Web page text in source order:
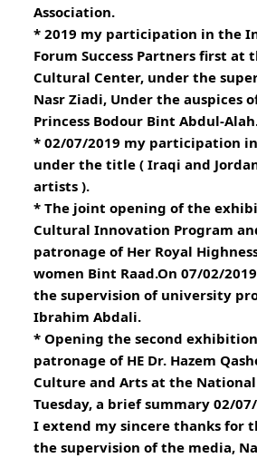
Association.
* 2019 my participation in the
Forum Success Partners first at
Cultural Center, under the
Nasr Ziadi, Under the auspices
Princess Bodour Bint Abdul-
* 02/07/2019 my participation
under the title ( Iraqi and
artists ).
* The joint opening of the
Cultural Innovation Program
patronage of Her Royal
women Bint Raad.On 07/02/
the supervision of university
Ibrahim Abdali.
* Opening the second
patronage of HE Dr. Hazem
Culture and Arts at the
Tuesday, a brief summary 02/
I extend my sincere thanks for
the supervision of the media,